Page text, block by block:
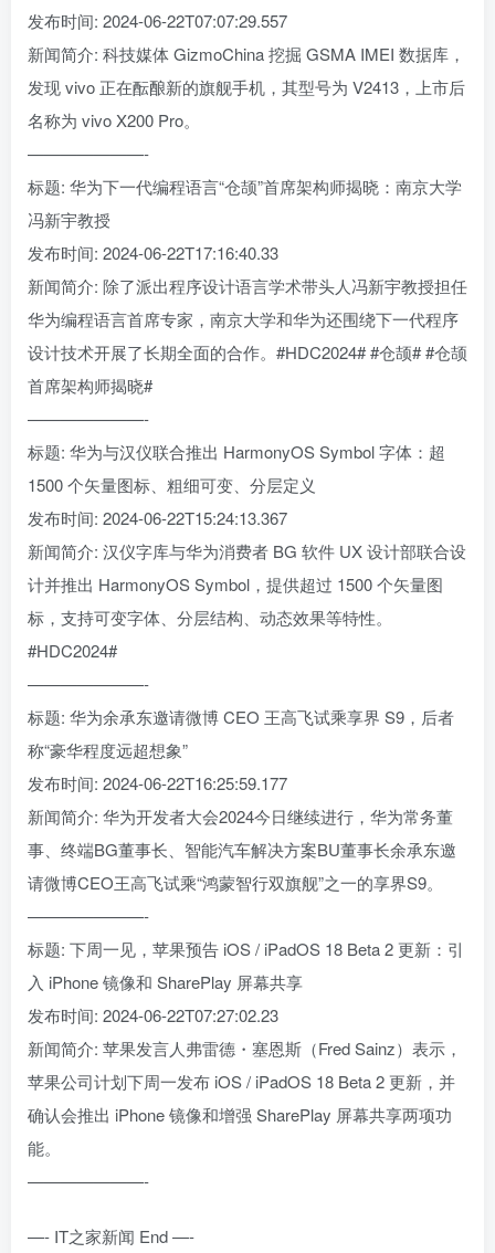
发布时间: 2024-06-22T07:07:29.557
新闻简介: 科技媒体 GizmoChina 挖掘 GSMA IMEI 数据库，
发现 vivo 正在酝酿新的旗舰手机，其型号为 V2413，上市后
名称为 vivo X200 Pro。
———————-
标题: 华为下一代编程语言“仓颉”首席架构师揭晓：南京大学
冯新宇教授
发布时间: 2024-06-22T17:16:40.33
新闻简介: 除了派出程序设计语言学术带头人冯新宇教授担任
华为编程语言首席专家，南京大学和华为还围绕下一代程序
设计技术开展了长期全面的合作。#HDC2024# #仓颉# #仓颉
首席架构师揭晓#
———————-
标题: 华为与汉仪联合推出 HarmonyOS Symbol 字体：超
1500 个矢量图标、粗细可变、分层定义
发布时间: 2024-06-22T15:24:13.367
新闻简介: 汉仪字库与华为消费者 BG 软件 UX 设计部联合设
计并推出 HarmonyOS Symbol，提供超过 1500 个矢量图
标，支持可变字体、分层结构、动态效果等特性。
#HDC2024#
———————-
标题: 华为余承东邀请微博 CEO 王高飞试乘享界 S9，后者
称“豪华程度远超想象”
发布时间: 2024-06-22T16:25:59.177
新闻简介: 华为开发者大会2024今日继续进行，华为常务董
事、终端BG董事长、智能汽车解决方案BU董事长余承东邀
请微博CEO王高飞试乘“鸿蒙智行双旗舰”之一的享界S9。
———————-
标题: 下周一见，苹果预告 iOS / iPadOS 18 Beta 2 更新：引
入 iPhone 镜像和 SharePlay 屏幕共享
发布时间: 2024-06-22T07:27:02.23
新闻简介: 苹果发言人弗雷德・塞恩斯（Fred Sainz）表示，
苹果公司计划下周一发布 iOS / iPadOS 18 Beta 2 更新，并
确认会推出 iPhone 镜像和增强 SharePlay 屏幕共享两项功
能。
———————-
—- IT之家新闻 End —-